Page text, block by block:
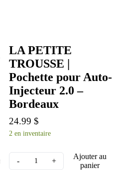
LA PETITE
TROUSSE |
Pochette pour Auto-
Injecteur 2.0 –
Bordeaux
24.99 $
2 en inventaire
Ajouter au
panier